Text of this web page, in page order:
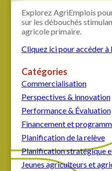
Explorez AgriEmplois
sur les débouchés
agricole primaire.
Cliquez ici pour accéder à
Catégories
Commercialisation
Perspectives & innovation
Performance & Évaluation
Financement et
Planification de la relève
Planification stratégique
Jeunes agriculteurs et